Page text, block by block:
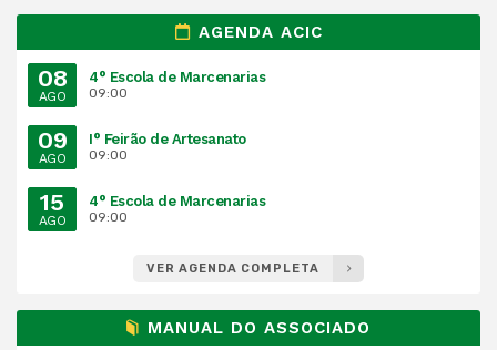
AGENDA ACIC
08
AGO
4° Escola de Marcenarias
09:00
09
AGO
I° Feirão de Artesanato
09:00
15
AGO
4° Escola de Marcenarias
09:00
VER AGENDA COMPLETA
MANUAL DO ASSOCIADO